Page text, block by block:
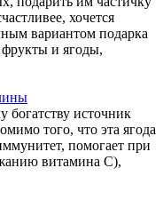
хочется
вариантом подарка
фрукты и ягоды,
богатству источник
того, что эта ягода
помогает при
витамина С),